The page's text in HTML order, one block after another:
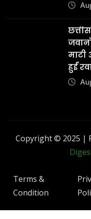
माटी
हुईं
Copyright © 2025 |
Terms &
Condition